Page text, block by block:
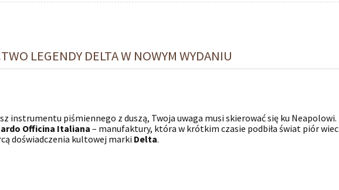
LEGENDY DELTA W NOWYM WYDANIU
instrumentu piśmiennego z duszą, Twoja uwaga musi skierować się ku Neapolowi.
Officina Italiana– manufaktury, która w krótkim czasie podbiła świat piór
doświadczenia kultowej marki Delta.